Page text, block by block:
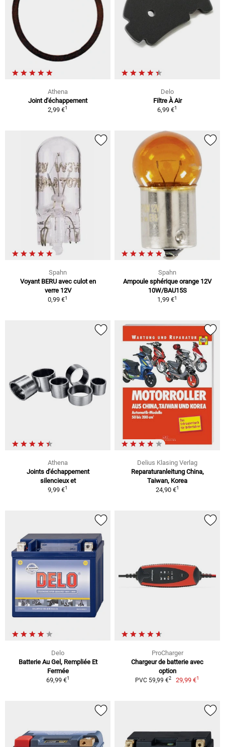
Athena
Joint d'échappement
2,99 €1
Delo
Filtre À Air
6,99 €1
Spahn
Voyant BERU avec culot en
verre 12V
0,99 €1
Spahn
Ampoule sphérique orange 12V
10W/BAU15S
1,99 €1
Athena
Joints d'échappement
silencieux et
9,99 €1
Delius Klasing Verlag
Reparaturanleitung China,
Taiwan, Korea
24,90 €1
Delo
Batterie Au Gel, Rempliée Et
Fermée
69,99 €1
ProCharger
Chargeur de batterie avec
option
PVC 59,99 €2 29,99 €1